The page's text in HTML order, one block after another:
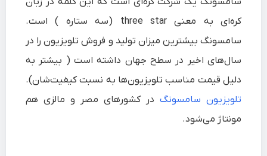
کره‌ای به معنیthree star (سه ستاره )
است.
سامسونگ بیشترین میزان تولید و فروش تلویزیون را در
سال‌های اخیر در سطح جهان داشته است ( بیشتر به
دلیل قیمت مناسب تلویزیون‌ها به نسبت کیفیت‌شان).
تلویزیون سامسونگدر کشورهای مصر و مالزی هم
مونتاژ می‌شود.